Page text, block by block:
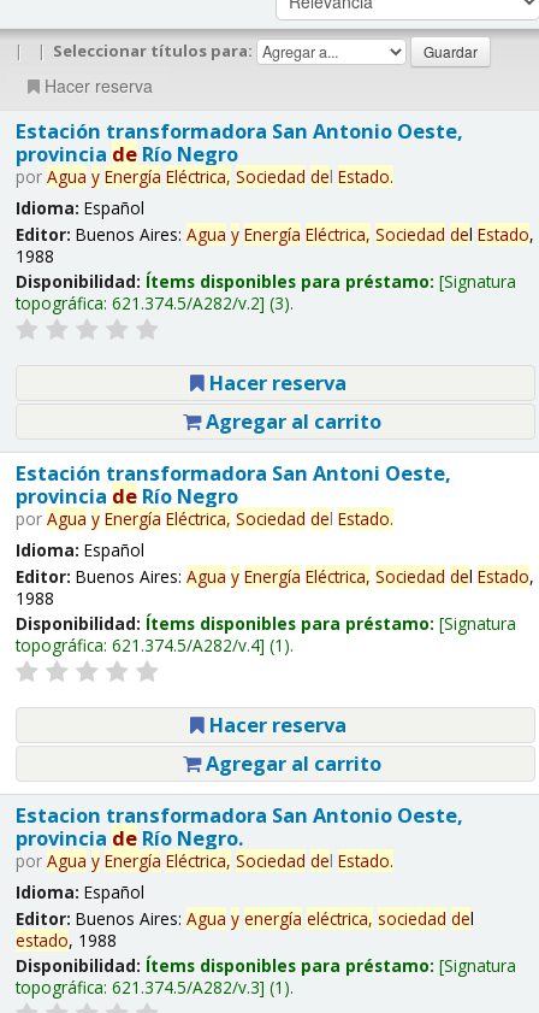
| | Seleccionar títulos para:
Hacer reserva
Estación transformadora San Antonio Oeste,
provincia deRío Negro
por Agua y Energía Eléctrica, Sociedad del Estado.
Idioma: Español
Editor: Buenos Aires: Agua y Energía Eléctrica, Sociedad del Estado,
1988
Disponibilidad: Ítems disponibles para préstamo: Signatura
topográfica: 621.374.5/A282/v.2 (3).
Hacer reserva
Agregar al carrito
Estación transformadora San Antoni Oeste,
provincia deRío Negro
por Agua y Energía Eléctrica, Sociedad del Estado.
Idioma: Español
Editor: Buenos Aires: Agua y Energía Eléctrica, Sociedad del Estado,
1988
Disponibilidad: Ítems disponibles para préstamo: Signatura
topográfica: 621.374.5/A282/v.4 (1).
Hacer reserva
Agregar al carrito
Estacion transformadora San Antonio Oeste,
provincia deRío Negro.
por Agua y Energía Eléctrica, Sociedad del Estado.
Idioma: Español
Editor: Buenos Aires: Agua y energía eléctrica, sociedad del
estado, 1988
Disponibilidad: Ítems disponibles para préstamo: Signatura
topográfica: 621.374.5/A282/v.3 (1).